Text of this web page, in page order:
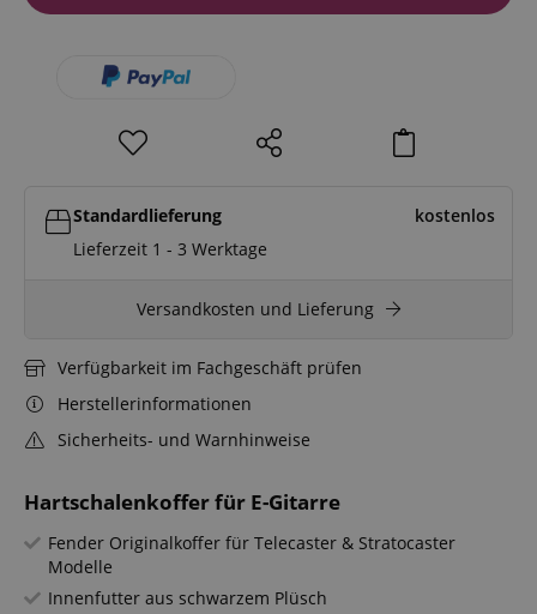
Hartschalenkoffer für E-Gitarre
Fender Originalkoffer für Telecaster & Stratocaster
Modelle
Innenfutter aus schwarzem Plüsch
Standardlieferung
kostenlos
Lieferzeit 1 - 3 Werktage
Versandkosten und Lieferung
Verfügbarkeit im Fachgeschäft prüfen
Herstellerinformationen
Sicherheits- und Warnhinweise